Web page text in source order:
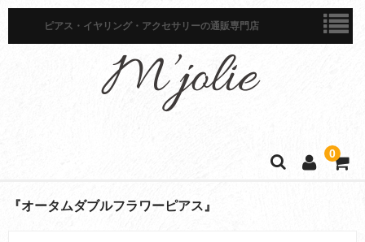
ピアス・イヤリング・アクセサリーの通販専門店
0
ホーム
『オータムダブルフラワーピアス』